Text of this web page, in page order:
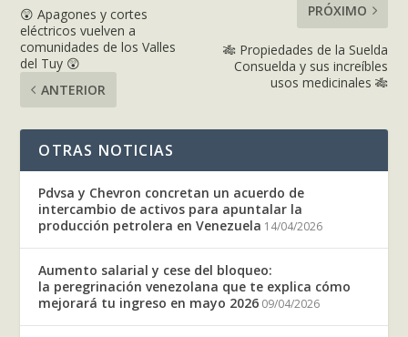
😲 Apagones y cortes
eléctricos vuelven a
comunidades de los Valles
del Tuy 😲
ANTERIOR
PRÓXIMO
🎋 Propiedades de la Suelda
Consuelda y sus increíbles
usos medicinales 🎋
OTRAS NOTICIAS
Pdvsa y Chevron concretan un acuerdo de
intercambio de activos para apuntalar la
producción petrolera en Venezuela 14/04/2026
Aumento salarial y cese del bloqueo:
la peregrinación venezolana que te explica cómo
mejorará tu ingreso en mayo 2026 09/04/2026